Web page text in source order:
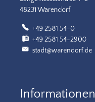
48231 Warendorf
+49 2581 54-0
+49 2581 54-2900
stadt@warendorf.de
Informationen